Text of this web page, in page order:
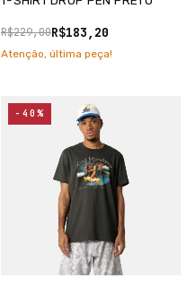
R$183,20
R$229,00
Atenção, última peça!
-40%